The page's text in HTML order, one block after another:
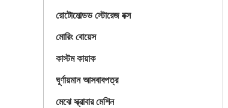
রোটোমোল্ডড স্টোরেজ বক্স
মোরিং বোয়েস
কাস্টম কায়াক
ঘূর্ণায়মান আসবাবপত্র
মেঝে স্ক্রাবার মেশিন